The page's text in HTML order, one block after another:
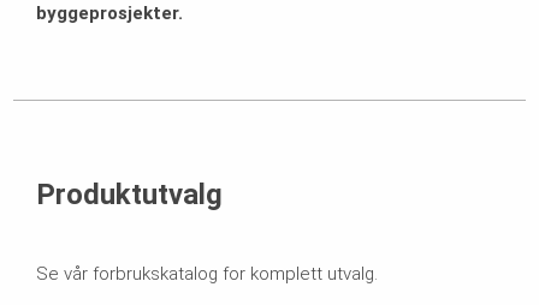
byggeprosjekter.
Produktutvalg
Se vår forbrukskatalog for komplett utvalg.